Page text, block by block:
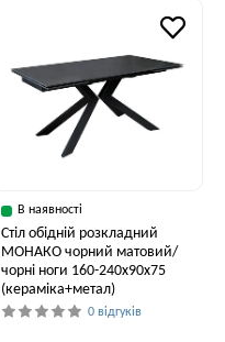
В наявності
Стіл обідній розкладний
МОНАКО чорний матовий/
чорні ноги 160-240x90x75
(кераміка+метал)
0 відгуків